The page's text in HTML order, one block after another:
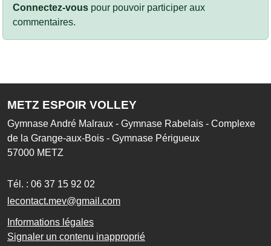
Connectez-vous pour pouvoir participer aux
commentaires.
METZ ESPOIR VOLLEY
Gymnase André Malraux - Gymnase Rabelais - Complexe
de la Grange-aux-Bois - Gymnase Périgueux
57000 METZ
Tél. : 06 37 15 92 02
lecontact.mev@gmail.com
Informations légales
Signaler un contenu inapproprié